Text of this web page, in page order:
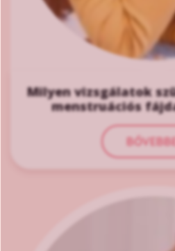
Milyen vizsgálatok
menstruációs